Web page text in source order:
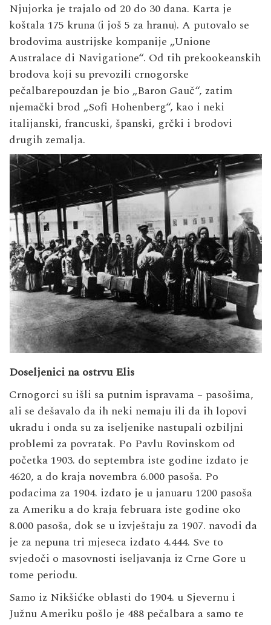
Njujorka je trajalo od 20 do 30 dana. Karta je
koštala 175 kruna (i još 5 za hranu). A putovalo se
brodovima austrijske kompanije „Unione
Australace di Navigatione“. Od tih prekookeanskih
brodova koji su prevozili crnogorske
pečalbarepouzdan je bio „Baron Gauč“, zatim
njemački brod „Sofi Hohenberg“, kao i neki
italijanski, francuski, španski, grčki i brodovi
drugih zemalja.
Doseljenici na ostrvu Elis
Crnogorci su išli sa putnim ispravama – pasošima,
ali se dešavalo da ih neki nemaju ili da ih lopovi
ukradu i onda su za iseljenike nastupali ozbiljni
problemi za povratak. Po Pavlu Rovinskom od
početka 1903. do septembra iste godine izdato je
4620, a do kraja novembra 6.000 pasoša. Po
podacima za 1904. izdato je u januaru 1200 pasoša
za Ameriku a do kraja februara iste godine oko
8.000 pasoša, dok se u izvještaju za 1907. navodi da
je za nepuna tri mjeseca izdato 4.444. Sve to
svjedoči o masovnosti iseljavanja iz Crne Gore u
tome periodu.
Samo iz Nikšićke oblasti do 1904. u Sjevernu i
Južnu Ameriku pošlo je 488 pečalbara a samo te